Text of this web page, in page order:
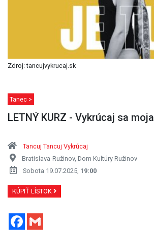
Zdroj: tancujvykrucaj.sk
Tanec >
LETNÝ KURZ - Vykrúcaj sa moja
Tancuj Tancuj Vykrúcaj
Bratislava-Ružinov, Dom Kultúry Ružinov
Sobota 19.07.2025, 19:00
KÚPIŤ LÍSTOK
Facebook